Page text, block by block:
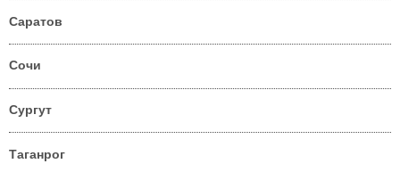
Саратов
Сочи
Сургут
Таганрог